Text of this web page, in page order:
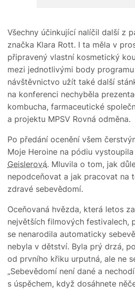
Všechny účinkující nalíčil další z
značka Klara Rott. I ta měla v
připravený vlastní kosmetický
mezi jednotlivými body
návštěvnictvo užít také další
na konferenci nechyběla
kombucha, farmaceutické
a projektu MPSV Rovná odměna.
Po předání ocenění všem
Moje Heroine na pódiu
Geislerová. Mluvila o tom, jak
nepodceňovat a jak pracovat na
zdravé sebevědomí.
Oceňovaná hvězda, která letos
největších filmových festivalech,
se nenarodila automaticky
nebyla v dětství. Byla prý drzá,
od prvního křiku urputná, ale ne
„Sebevědomí není dané a
s úspěchem, když dosáhnete